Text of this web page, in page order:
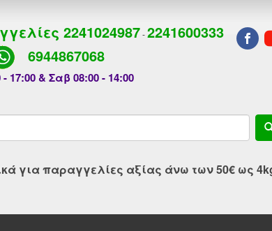
2241024987-2241600333
6944867068
17:00 & Σαβ 08:00 - 14:00
για παραγγελίες αξίας άνω των 50€ ως